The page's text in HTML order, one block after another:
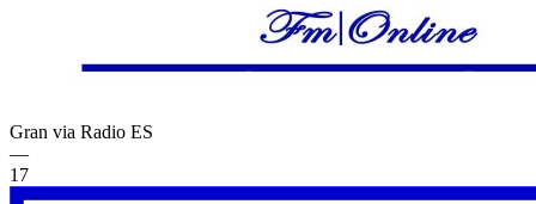
Gran via Radio ES
—
17